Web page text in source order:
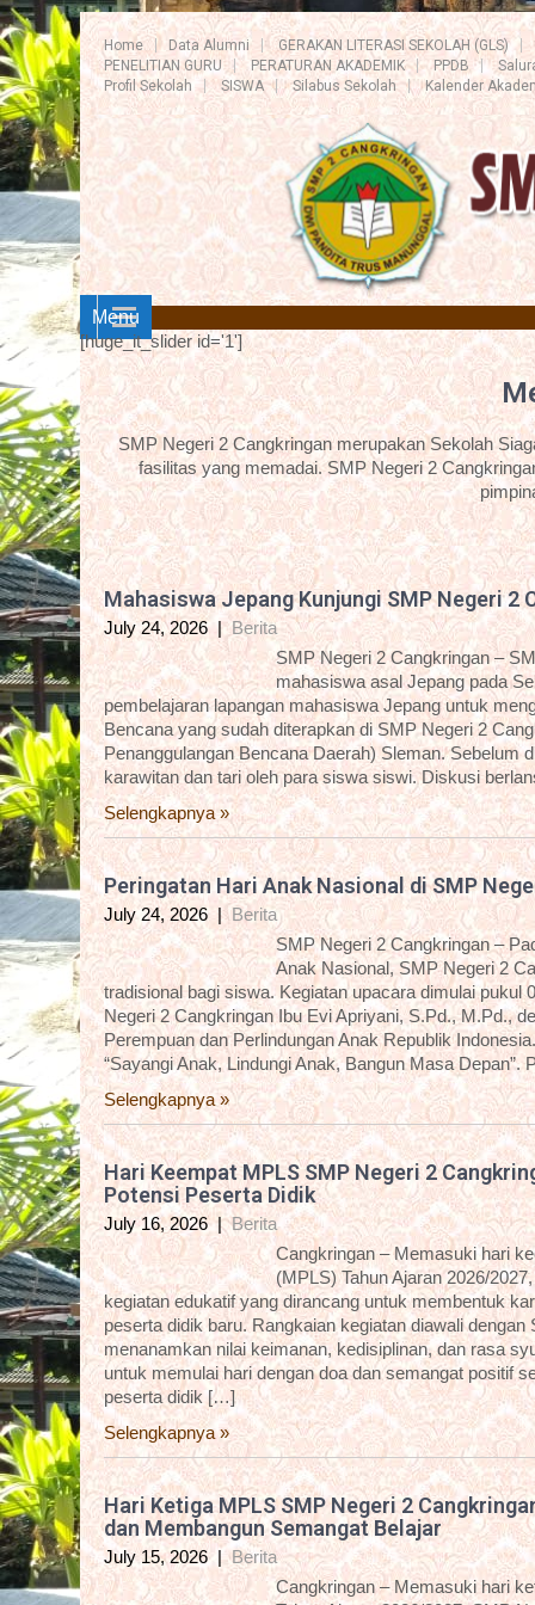
Home Data Alumni GERAKAN LITERASI SEKOLAH (GLS)
PENELITIAN GURU
PERATURAN AKADEMIK PPDB
Profil Sekolah
SISWA Silabus Sekolah Kalender
Menu
[huge_it_slider id='1']
SMP Negeri 2 Cangkringan merupakan Sekolah
fasilitas yang memadai. SMP Negeri 2
Mahasiswa Jepang Kunjungi SMP Negeri 2
July 24, 2026 | Berita
SMP Negeri 2 Cangkringan –
mahasiswa asal Jepang pada
pembelajaran lapangan mahasiswa Jepang untuk
Bencana yang sudah diterapkan di SMP Negeri 2
Penanggulangan Bencana Daerah) Sleman. Sebelum
karawitan dan tari oleh para siswa siswi. Diskusi
Selengkapnya »
Peringatan Hari Anak Nasional di SMP
July 24, 2026 |Berita
SMP Negeri 2 Cangkringan –
Anak Nasional, SMP Negeri 2
tradisional bagi siswa. Kegiatan upacara dimulai pukul
Negeri 2 Cangkringan Ibu Evi Apriyani, S.Pd., M.Pd.,
Perempuan dan Perlindungan Anak Republik
“Sayangi Anak, Lindungi Anak, Bangun Masa Depan”.
Selengkapnya »
Hari Keempat MPLS SMP Negeri 2
Potensi Peserta Didik
July 16, 2026 |Berita
Cangkringan – Memasuki hari
(MPLS) Tahun Ajaran 2026/
kegiatan edukatif yang dirancang untuk membentuk
peserta didik baru. Rangkaian kegiatan diawali
menanamkan nilai keimanan, kedisiplinan, dan rasa
untuk memulai hari dengan doa dan semangat positif
peserta didik […]
Selengkapnya »
Hari Ketiga MPLS SMP Negeri 2
dan Membangun Semangat Belajar
July 15, 2026 |Berita
Cangkringan – Memasuki hari